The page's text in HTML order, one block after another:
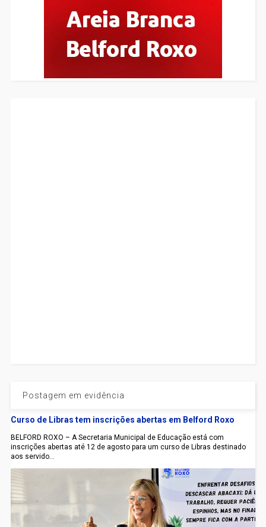
Postagem em evidência
Curso de Libras tem inscrições abertas em Belford Roxo
BELFORD ROXO – A Secretaria Municipal de Educação está com
inscrições abertas até 12 de agosto para um curso de Libras destinado
aos servido...